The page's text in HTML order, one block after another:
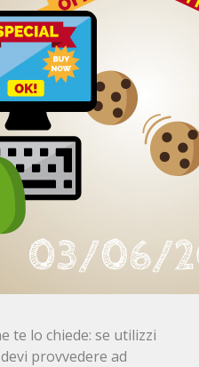
te lo chiede: se utilizzi
provvedere ad